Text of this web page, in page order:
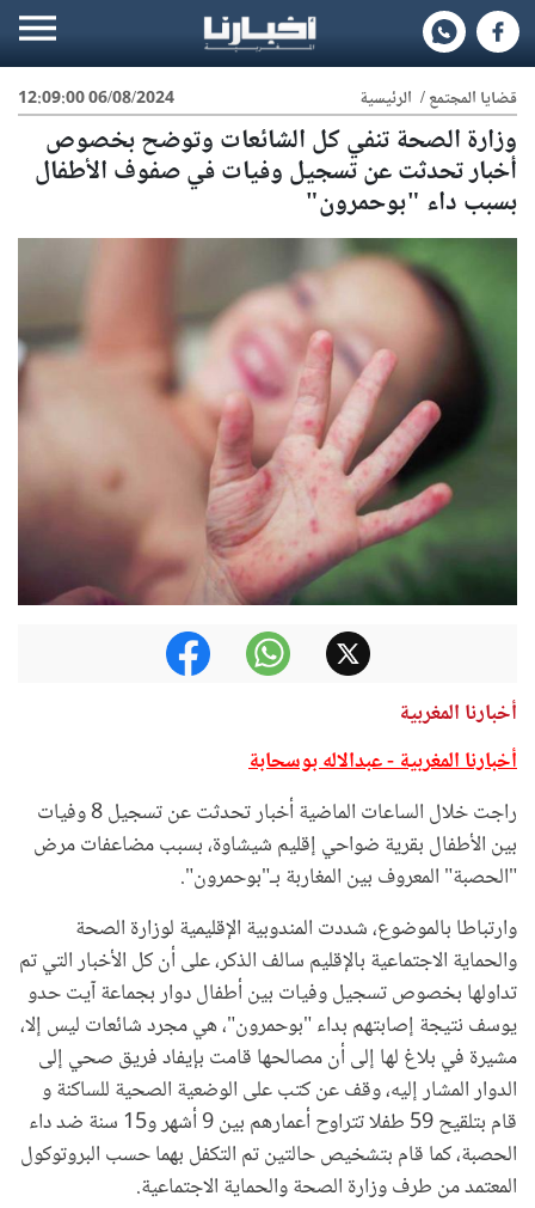
06/08/2024 12:09:00 قضايا المجتمع/ الرئيسية
وزارة الصحة تنفي كل الشائعات وتوضح بخصوص
أخبار تحدثت عن تسجيل وفيات في صفوف الأطفال
بسبب داء "بوحمرون"
أخبارنا المغربية
أخبارنا المغربية - عبدالاله بوسحابة
راجت خلال الساعات الماضية أخبار تحدثت عن تسجيل 8 وفيات
بين الأطفال بقرية ضواحي إقليم شيشاوة، بسبب مضاعفات مرض
"الحصبة" المعروف بين المغاربة بـ"بوحمرون".
وارتباطا بالموضوع، شددت المندوبية الإقليمية لوزارة الصحة
والحماية الاجتماعية بالإقليم سالف الذكر، على أن كل الأخبار التي تم
تداولها بخصوص تسجيل وفيات بين أطفال دوار بجماعة آيت حدو
يوسف نتيجة إصابتهم بداء "بوحمرون"، هي مجرد شائعات ليس إلا،
مشيرة في بلاغ لها إلى أن مصالحها قامت بإيفاد فريق صحي إلى
الدوار المشار إليه، وقف عن كتب على الوضعية الصحية للساكنة و
قام بتلقيح 59 طفلا تتراوح أعمارهم بين 9 أشهر و15 سنة ضد داء
الحصبة، كما قام بتشخيص حالتين تم التكفل بهما حسب البروتوكول
المعتمد من طرف وزارة الصحة والحماية الاجتماعية.